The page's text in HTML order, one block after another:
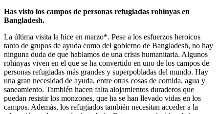
Has visto los campos de personas refugiadas rohinyas en
Bangladesh.
La última visita la hice en marzo*. Pese a los esfuerzos heroicos
tanto de grupos de ayuda como del gobierno de Bangladesh, no hay
ninguna duda de que hablamos de una crisis humanitaria. Algunos
rohinyas viven en el que se ha convertido en uno de los campos de
personas refugiadas más grandes y superpobladas del mundo. Hay
una gran necesidad de ayuda, entre otras cosas de comida, agua y
saneamiento. También hacen falta alojamientos duraderos que
puedan resistir los monzones, que ha se han llevado vidas en los
campos. Además, los refugiados también necesitan acceder a la